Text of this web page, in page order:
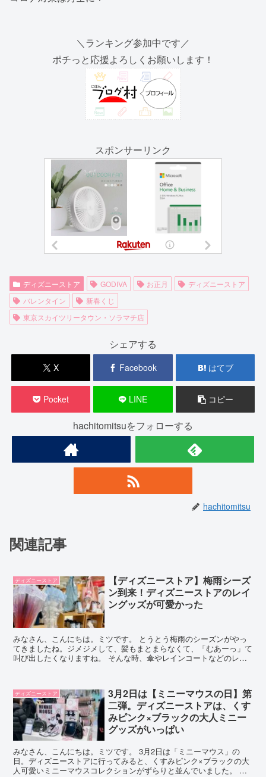
＼ランキング参加中です／
ポチっと応援よろしくお願いします！
スポンサーリンク
ディズニーストア GODIVA お正月
ディズニーストア
バレンタイン
新春くじ
東京スカイツリータウン・ソラマチ店
シェアする
X Facebook はてブ
Pocket LINE コピー
hachitomitsuをフォローする
hachitomitsu
関連記事
ディズニーストア
【ディズニーストア】梅雨シーズ
ン到来！ディズニーストアのレイ
ングッズが可愛かった
みなさん、こんにちは。ミツです。 とうとう梅雨のシーズンがやっ
てきましたね。ジメジメして、髪もまとまらなくて、「むあーっ」て
叫び出したくなりますね。 そんな時、傘やレインコートなどのレイ
ディズニーストア
3月2日は【ミニーマウスの日】第
二弾。ディズニーストアは、くす
みピンク×ブラックの大人ミニー
グッズがいっぱい
みなさん、こんにちは。ミツです。 3月2日は「ミニーマウス」の
日。ディズニーストアに行ってみると、くすみピンク×ブラックの大
人可愛いミニーマウスコレクションがずらりと並んでいました。 ミ